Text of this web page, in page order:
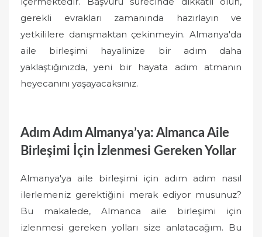
gerekli evrakları zamanında hazırlayın ve
yetkililere danışmaktan çekinmeyin. Almanya'da
aile birleşimi hayalinize bir adım daha
yaklaştığınızda, yeni bir hayata adım atmanın
heyecanını yaşayacaksınız.
Adım Adım Almanya’ya: Almanca Aile
Birleşimi İçin İzlenmesi Gereken Yollar
Almanya'ya aile birleşimi için adım adım nasıl
ilerlemeniz gerektiğini merak ediyor musunuz?
Bu makalede, Almanca aile birleşimi için
izlenmesi gereken yolları size anlatacağım. Bu